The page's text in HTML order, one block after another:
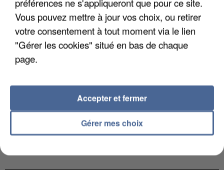
LES DONNÉES DE 300 000 CLIENTS DÉROBÉES À
Vous pouvez mettre à jour vos choix, ou retirer
votre consentement à tout moment via le lien
"Gérer les cookies" situé en bas de chaque
page.
Gérer mes choix
Accepter et fermer